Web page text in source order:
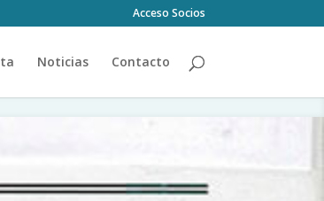
Acceso Socios
Noticias Contacto